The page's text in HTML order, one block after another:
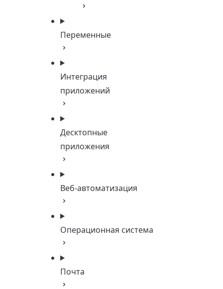
Переменные
Интеграция
приложений
Десктопные
приложения
Веб-автоматизация
Операционная система
Почта